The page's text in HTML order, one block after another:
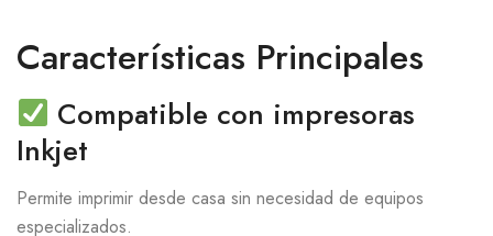
Características Principales
Compatible con impresoras
Inkjet
Permite imprimir desde casa sin necesidad de equipos
especializados.